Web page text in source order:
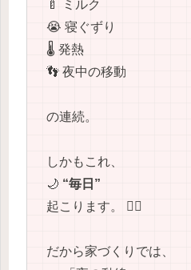
🍼 ミルク
😭 寝ぐずり
🌡️ 発熱
👣 夜中の移動
の連続。
しかもこれ、
🌙 “毎日”
起こります。 😵‍💫
だから家づくりでは、